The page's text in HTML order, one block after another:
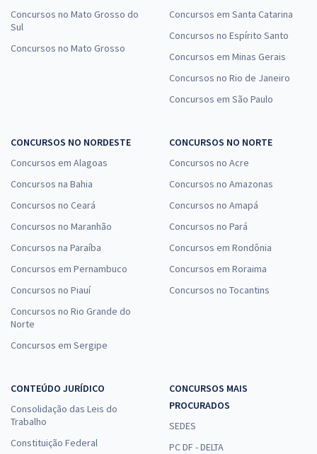
Concursos no Mato Grosso do
Sul
Concursos no Mato Grosso
Concursos em Santa Catarina
Concursos no Espírito Santo
Concursos em Minas Gerais
Concursos no Rio de Janeiro
Concursos em São Paulo
CONCURSOS NO NORDESTE
Concursos em Alagoas
Concursos na Bahia
Concursos no Ceará
Concursos no Maranhão
Concursos na Paraíba
Concursos em Pernambuco
Concursos no Piauí
Concursos no Rio Grande do
Norte
Concursos em Sergipe
CONCURSOS NO NORTE
Concursos no Acre
Concursos no Amazonas
Concursos no Amapá
Concursos no Pará
Concursos em Rondônia
Concursos em Roraima
Concursos no Tocantins
CONTEÚDO JURÍDICO
Consolidação das Leis do
Trabalho
Constituição Federal
CONCURSOS MAIS
PROCURADOS
SEDES
PC DF - DELTA